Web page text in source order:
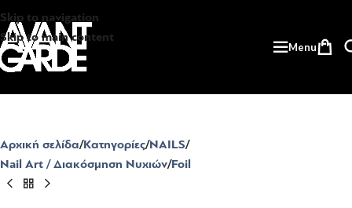
Skip to navigation
Skip to main content
Menu
Αρχική σελίδα Κατηγορίες NAILS
Nail Art / Διακόσμηση Νυχιών Foil